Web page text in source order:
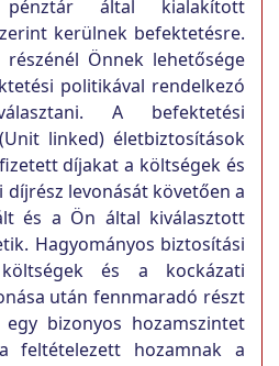
által kialakított
kerülnek befektetésre.
Önnek lehetősége
politikával rendelkezó
A befektetési
linked) életbiztosítások
díjakat a költségek és
levonását követően a
és a Ön által kiválasztott
Hagyományos biztosítási
és a kockázati
után fennmaradó részt
bizonyos hozamszintet
feltételezett hozamnak a